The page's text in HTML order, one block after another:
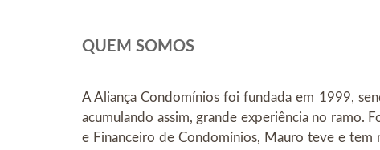
QUEM SOMOS
A Aliança Condomínios foi fundada em 1999,
acumulando assim, grande experiência no ramo.
e Financeiro de Condomínios, Mauro teve e